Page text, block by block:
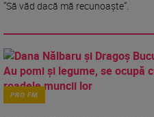
”Să văd dacă mă recunoaște”.
PRO FM